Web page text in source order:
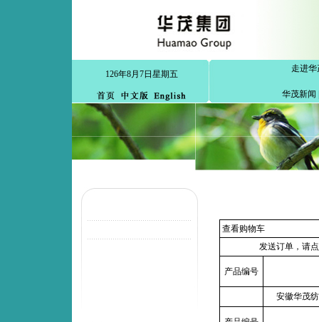
126年8月7日星期五
走进华
华茂新闻
查看购物车
发送订单，请
产品编号
安徽华茂